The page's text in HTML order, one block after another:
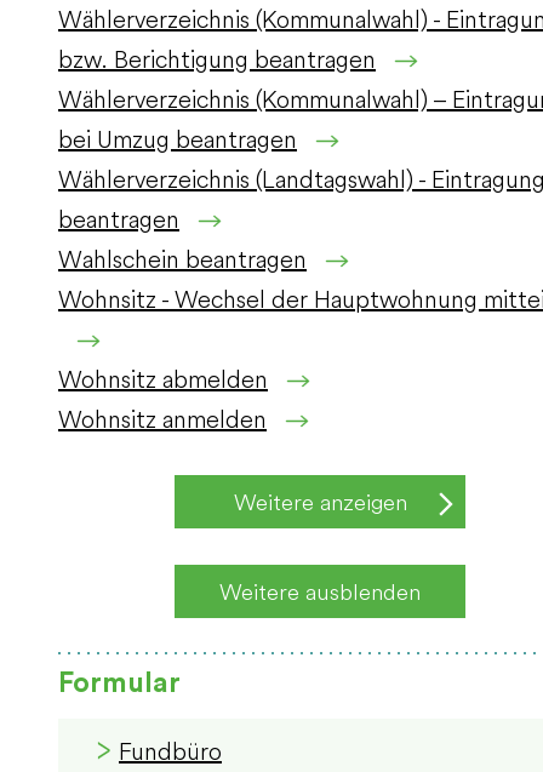
Wählerverzeichnis (Kommunalwahl) -
bzw. Berichtigung beantragen
Wählerverzeichnis (Kommunalwahl) –
bei Umzug beantragen
Wählerverzeichnis (Landtagswahl) -
beantragen
Wahlschein beantragen
Wohnsitz - Wechsel der Hauptwohnung
Wohnsitz abmelden
Wohnsitz anmelden
Weitere anzeigen
Weitere ausblenden
Formular
Fundbüro